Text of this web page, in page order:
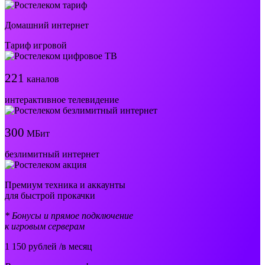
Домашний интернет
Тариф игровой
221 каналов
интерактивное телевидение
300 МБит
безлимитный интернет
Премиум техника и аккаунты
для быстрой прокачки
* Бонусы и прямое подключение
к игровым серверам
1 150 рублей /в месяц